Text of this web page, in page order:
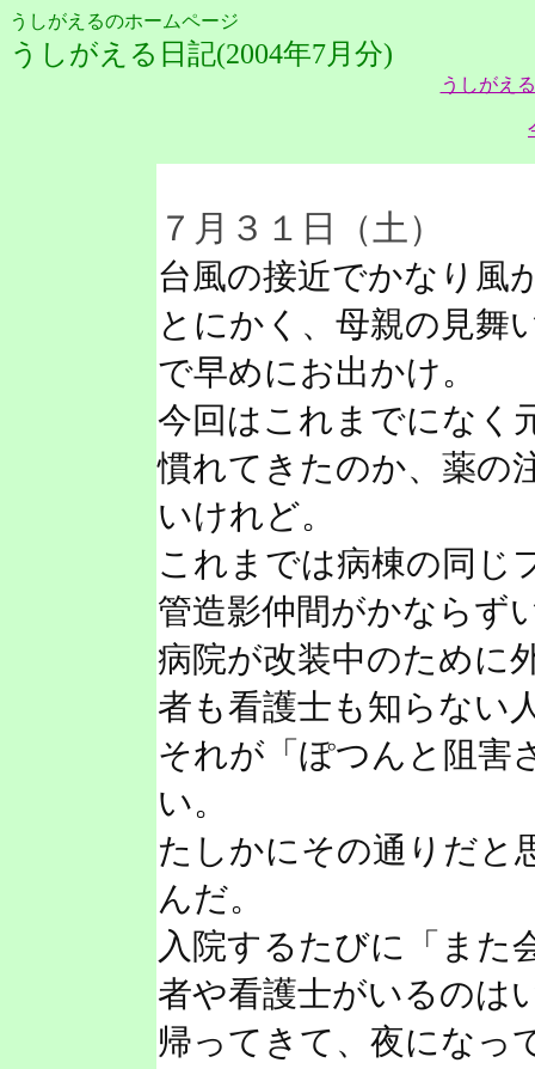
うしがえるのホームページ
うしがえる日記(2004年7月分)
うしがえ
７月３１日（土）
台風の接近でかなり風
とにかく、母親の見舞
で早めにお出かけ。
今回はこれまでになく
慣れてきたのか、薬の
いけれど。
これまでは病棟の同じ
管造影仲間がかならず
病院が改装中のために
者も看護士も知らない
それが「ぽつんと阻害
い。
たしかにその通りだと
んだ。
入院するたびに「また
者や看護士がいるのは
帰ってきて、夜にな